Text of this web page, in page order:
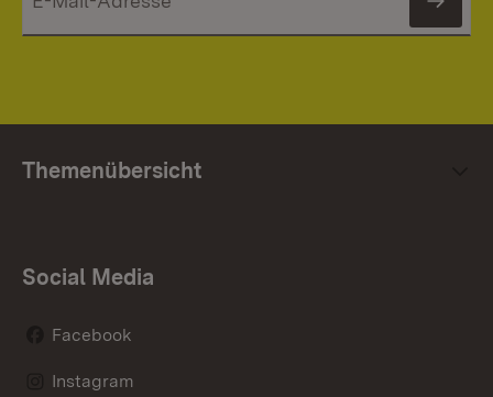
Themenübersicht
Social Media
Facebook
Instagram